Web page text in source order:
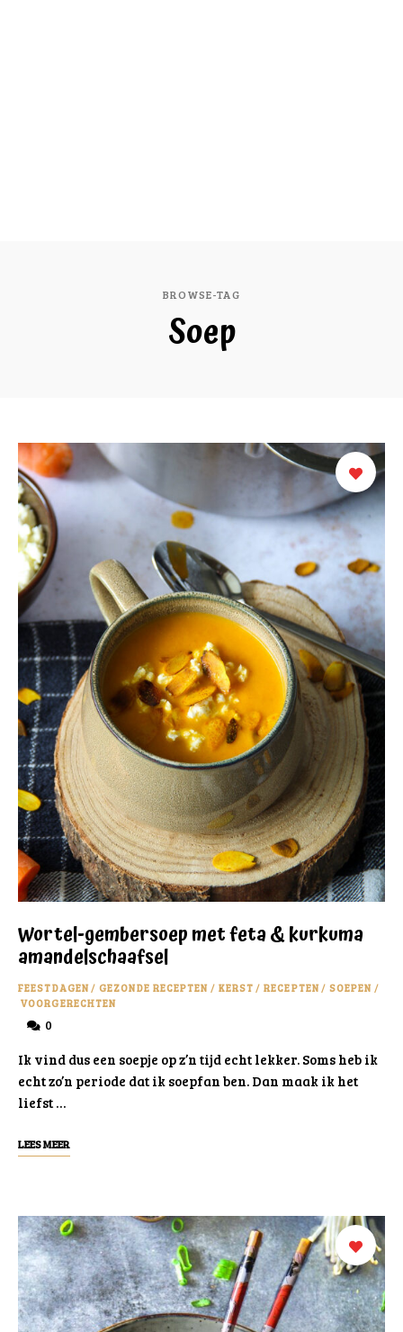
BROWSE-TAG
Soep
Wortel-gembersoep met feta & kurkuma
amandelschaafsel
FEESTDAGEN/ GEZONDE RECEPTEN / KERST / RECEPTEN/ SOEPEN /
VOORGERECHTEN
0
Ik vind dus een soepje op z’n tijd echt lekker. Soms heb ik
echt zo’n periode dat ik soepfan ben. Dan maak ik het
liefst …
LEES MEER